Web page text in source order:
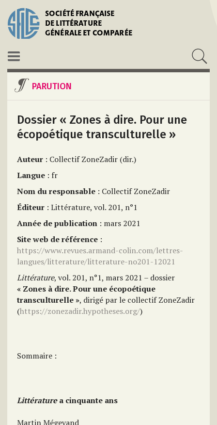
SOCIÉTÉ FRANÇAISE
DE LITTÉRATURE
GÉNÉRALE ET COMPARÉE
PARUTION
Dossier « Zones à dire. Pour une
écopoétique transculturelle »
Auteur : Collectif ZoneZadir (dir.)
Langue : fr
Nom du responsable : Collectif ZoneZadir
Éditeur : Littérature, vol. 201, n°1
Année de publication : mars 2021
Site web de référence :
https://www.revues.armand-colin.com/lettres-
langues/litterature/litterature-no201-12021
Littérature, vol. 201, n°1, mars 2021 – dossier
« Zones à dire. Pour une écopoétique
transculturelle », dirigé par le collectif ZoneZadir
(https://zonezadir.hypotheses.org/)
Sommaire :
Littératurea cinquante ans
Martin Mégevand